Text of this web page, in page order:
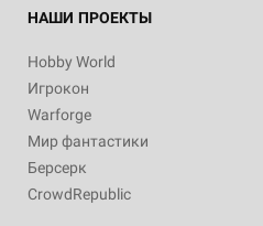
НАШИ ПРОЕКТЫ
Hobby World
Игрокон
Warforge
Мир фантастики
Берсерк
CrowdRepublic